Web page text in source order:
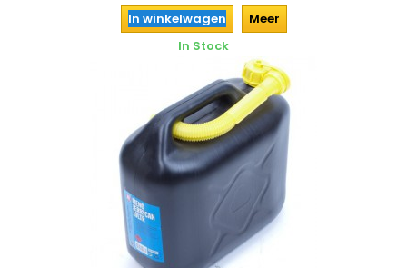
In winkelwagen
Meer
In Stock